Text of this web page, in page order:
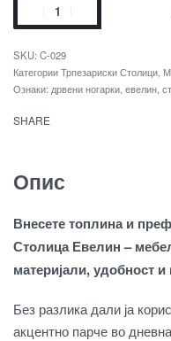
C-029
КатегорииТрпезариски Столици
Ознаки: дрвени ногарки евелин
SHARE
Опис
Внесете топлина и
Столица Евелин –
материјали, удобност
Без разлика дали ја
акцентно парче во